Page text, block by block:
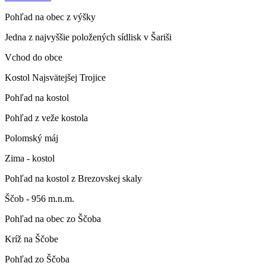
Pohľad na obec z výšky
Jedna z najvyššie položených sídlisk v Šariši
Vchod do obce
Kostol Najsvätejšej Trojice
Pohľad na kostol
Pohľad z veže kostola
Polomský máj
Zima - kostol
Pohľad na kostol z Brezovskej skaly
Ščob - 956 m.n.m.
Pohľad na obec zo Ščoba
Kríž na Ščobe
Pohľad zo Ščoba